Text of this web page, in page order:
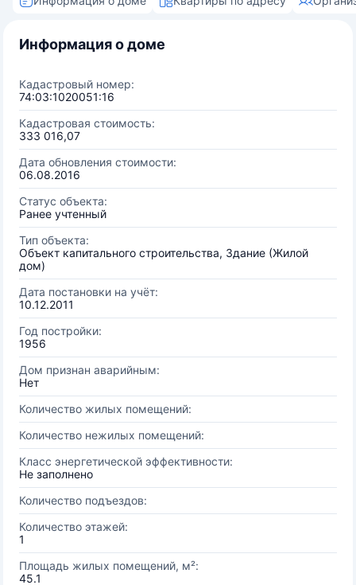
Информация о доме
Кадастровый номер:
74:03:1020051:16
Кадастровая стоимость:
333 016,07
Дата обновления стоимости:
06.08.2016
Статус объекта:
Ранее учтенный
Тип объекта:
Объект капитального строительства, Здание (Жилой
дом)
Дата постановки на учёт:
10.12.2011
Год постройки:
1956
Дом признан аварийным:
Нет
Количество жилых помещений:
Количество нежилых помещений:
Класс энергетической эффективности:
Не заполнено
Количество подъездов:
Количество этажей:
1
Площадь жилых помещений, м²:
45.1